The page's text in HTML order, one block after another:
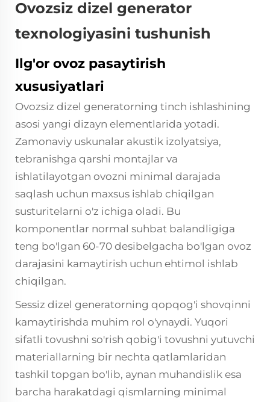
Ovozsiz dizel generator
texnologiyasini tushunish
Ilg'or ovoz pasaytirish
xususiyatlari
Ovozsiz dizel generatorning tinch ishlashining
asosi yangi dizayn elementlarida yotadi.
Zamonaviy uskunalar akustik izolyatsiya,
tebranishga qarshi montajlar va
ishlatilayotgan ovozni minimal darajada
saqlash uchun maxsus ishlab chiqilgan
susturitelarni o'z ichiga oladi. Bu
komponentlar normal suhbat balandligiga
teng bo'lgan 60-70 desibelgacha bo'lgan ovoz
darajasini kamaytirish uchun ehtimol ishlab
chiqilgan.
Sessiz dizel generatorning qopqog'i shovqinni
kamaytirishda muhim rol o'ynaydi. Yuqori
sifatli tovushni so'rish qobig'i tovushni yutuvchi
materiallarning bir nechta qatlamlaridan
tashkil topgan bo'lib, aynan muhandislik esa
barcha harakatdagi qismlarning minimal